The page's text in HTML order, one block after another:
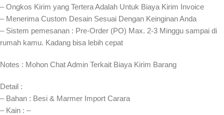
– Ongkos Kirim yang Tertera Adalah Untuk Biaya Kirim Invoice
– Menerima Custom Desain Sesuai Dengan Keinginan Anda
– Sistem pemesanan : Pre-Order (PO) Max. 2-3 Minggu sampai di
rumah kamu. Kadang bisa lebih cepat⁣⁣
Notes : Mohon Chat Admin Terkait Biaya Kirim Barang
Detail :
– Bahan : Besi & Marmer Import Carara
– Kain : –